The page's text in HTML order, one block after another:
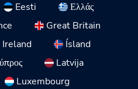
Eesti
Ελλάς
Great Britain
Ireland
Ísland
Latvija
Luxembourg